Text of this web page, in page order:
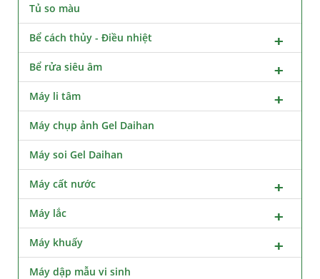
Tủ so màu
Bể cách thủy - Điều nhiệt
Bể rửa siêu âm
Máy li tâm
Máy chụp ảnh Gel Daihan
Máy soi Gel Daihan
Máy cất nước
Máy lắc
Máy khuấy
Máy dập mẫu vi sinh